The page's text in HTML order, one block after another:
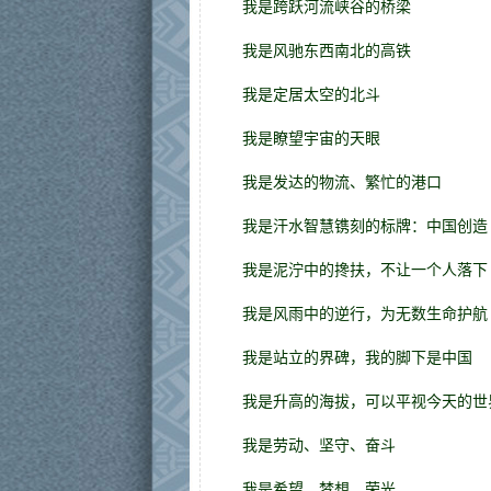
我是跨跃河流峡谷的桥梁
我是风驰东西南北的高铁
我是定居太空的北斗
我是瞭望宇宙的天眼
我是发达的物流、繁忙的港口
我是汗水智慧镌刻的标牌：中国创造
我是泥泞中的搀扶，不让一个人落下
我是风雨中的逆行，为无数生命护航
我是站立的界碑，我的脚下是中国
我是升高的海拔，可以平视今天的世
我是劳动、坚守、奋斗